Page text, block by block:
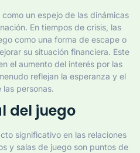
un espejo de las dinámicas
En tiempos de crisis, las
como una forma de escape o
su situación financiera. Este
el aumento del interés por las
reflejan la esperanza y el
personas.
del juego
significativo en las relaciones
y salas de juego son puntos de